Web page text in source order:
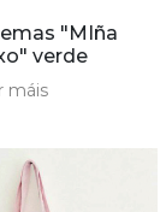
"MIña
verde
máis